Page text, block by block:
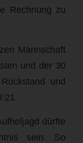
Rechnung zu
Mannschaft
und der 30
und
dürfte
sein. So